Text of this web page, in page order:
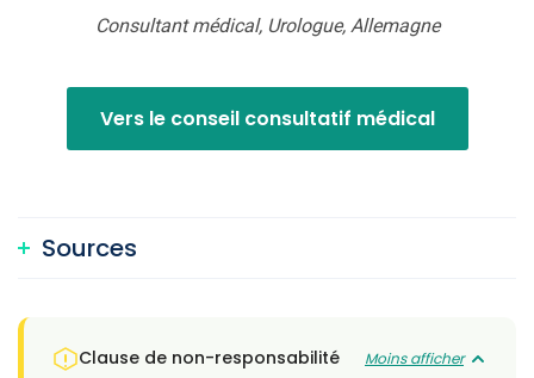
Consultant médical, Urologue, Allemagne
Vers le conseil consultatif médical
Sources
Clause de non-responsabilité Moins afficher